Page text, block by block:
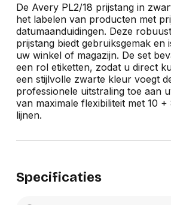
De Avery PL2/18 prijstang in
het labelen van producten met
datumaanduidingen. Deze
prijstang biedt gebruiksgemak en
uw winkel of magazijn. De set
een rol etiketten, zodat u direct
een stijlvolle zwarte kleur voegt
professionele uitstraling toe aan
van maximale flexibiliteit met 10
lijnen.
Specificaties